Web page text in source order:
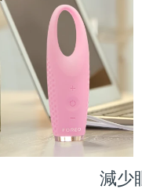
減少
removal device
理
therapy
理
lips
device
預計送達日期8/9/26
預計送達日期 8/13/26
預計送達日期 8/9/26
預計送達日期 8/13/26
預計送達日期8/9/26